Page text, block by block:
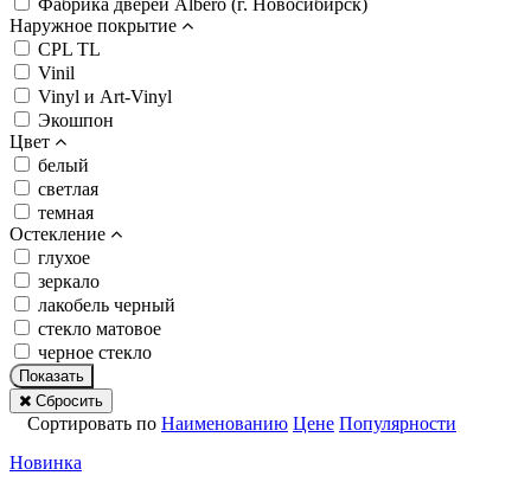
Наружное покрытие
CPL TL
Vinil
Vinyl и Art-Vinyl
Экошпон
Цвет
белый
светлая
темная
Остекление
глухое
зеркало
лакобель черный
стекло матовое
черное стекло
Показать
Сбросить
Сортировать по Наименованию Цене Популярности
Новинка